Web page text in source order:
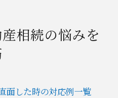
動産相続の進め方
選ぶ不動産相続サポー
きる無料相談の特徴とは
相続の悩みを
面した時の対応例一覧